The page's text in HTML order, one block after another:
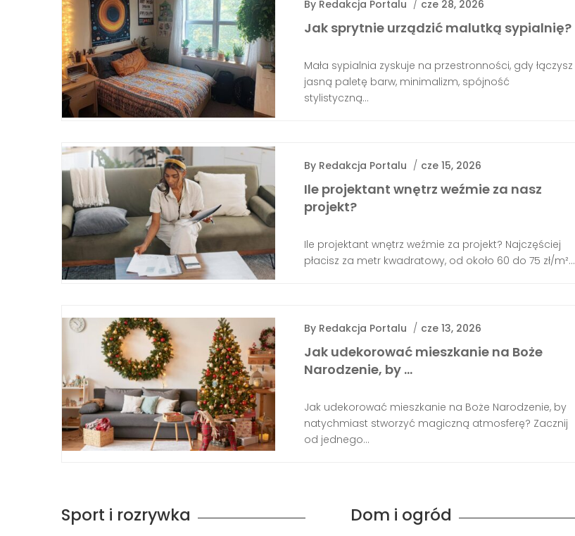
By Redakcja Portalu / cze 28, 2026
Jak sprytnie urządzić malutką sypialnię?
Mała sypialnia zyskuje na przestronności, gdy łączysz
jasną paletę barw, minimalizm, spójność
stylistyczną...
By Redakcja Portalu / cze 15, 2026
Ile projektant wnętrz weźmie za nasz
projekt?
Ile projektant wnętrz weźmie za projekt? Najczęściej
płacisz za metr kwadratowy, od około 60 do 75 zł/m²...
By Redakcja Portalu / cze 13, 2026
Jak udekorować mieszkanie na Boże
Narodzenie, by …
Jak udekorować mieszkanie na Boże Narodzenie, by
natychmiast stworzyć magiczną atmosferę? Zacznij
od jednego...
Sport i rozrywka Dom i ogród